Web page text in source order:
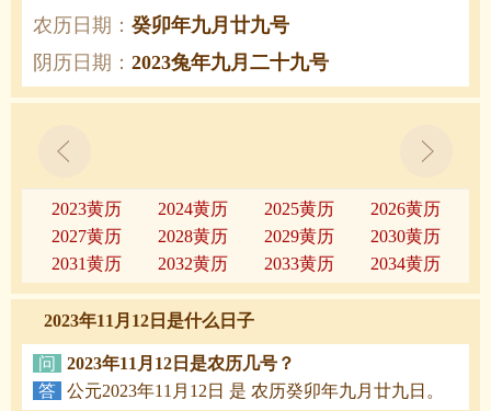
农历日期： 癸卯年九月廿九号
阴历日期： 2023兔年九月二十九号
2023黄历 2024黄历 2025黄历
2026黄历
2027黄历
2028黄历 2029黄历
2030黄历
2031黄历
2032黄历 2033黄历 2034黄历
2023年11月12日是什么日子
问
2023年11月12日是农历几号？
答 公元2023年11月12日 是 农历癸卯年九月廿九日。